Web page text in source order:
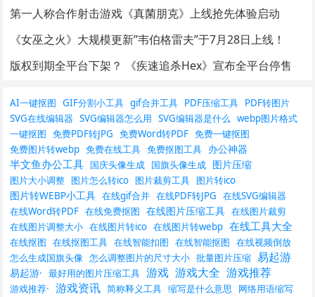
第一人称合作射击游戏《真菌朋克》上线抢先体验启动
《女巫之火》大规模更新”韦伯格雷夫”于7月28日上线！
版权到期全平台下架？ 《疾速追杀Hex》宣布全平台停售
AI一键抠图 GIF分割小工具 gif合并工具 PDF压缩工具 PDF转图片
SVG在线编辑器 SVG编辑器怎么用 SVG编辑器是什么 webp图片格式
一键抠图 免费PDF转JPG 免费Word转PDF 免费一键抠图
免费图片转webp 免费在线工具 免费抠图工具 办公神器
半文鱼办公工具 国庆头像生成 国旗头像生成 图片压缩
图片大小调整 图片怎么转ico 图片裁剪工具 图片转ico
图片转WEBP小工具 在线gif合并 在线PDF转JPG 在线SVG编辑器
在线Word转PDF 在线免费抠图 在线图片压缩工具 在线图片裁剪
在线图片调整大小 在线图片转ico 在线图片转webp 在线工具大全
在线抠图 在线抠图工具 在线智能扣图 在线智能抠图 在线视频倒放
怎么生成国旗头像 怎么调整图片的尺寸大小 批量图片压缩 易起游
易起游· 最好用的图片压缩工具 游戏 游戏大全 游戏推荐
游戏推荐· 游戏资讯 简称释义工具 缩写是什么意思
网络用语缩写